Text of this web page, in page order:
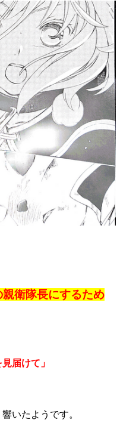
親衛隊長にするため
届けて」
いたようです。